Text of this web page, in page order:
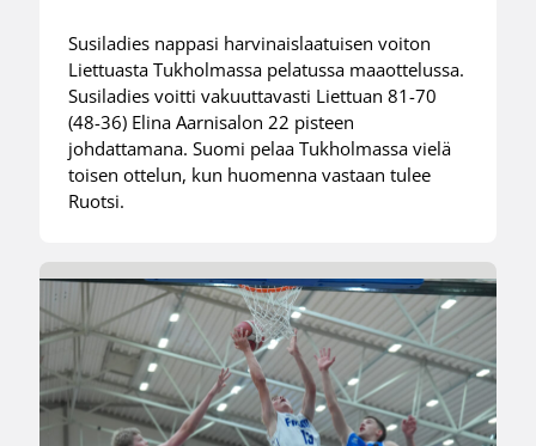
Susiladies nappasi harvinaislaatuisen voiton
Liettuasta Tukholmassa pelatussa maaottelussa.
Susiladies voitti vakuuttavasti Liettuan 81-70
(48-36) Elina Aarnisalon 22 pisteen
johdattamana. Suomi pelaa Tukholmassa vielä
toisen ottelun, kun huomenna vastaan tulee
Ruotsi.